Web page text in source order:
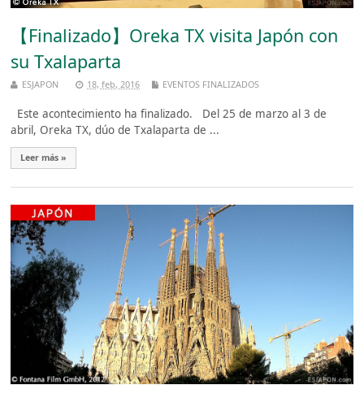
【Finalizado】Oreka TX visita Japón con
su Txalaparta
ESJAPON 18, feb, 2016 EVENTOS FINALIZADOS
Este acontecimiento ha finalizado. Del 25 de marzo al 3 de
abril, Oreka TX, dúo de Txalaparta de ...
Leer más »